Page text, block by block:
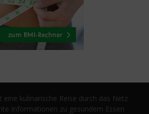
eine kulinarische Reise durch das Netz
Informationen zu gesundem Essen